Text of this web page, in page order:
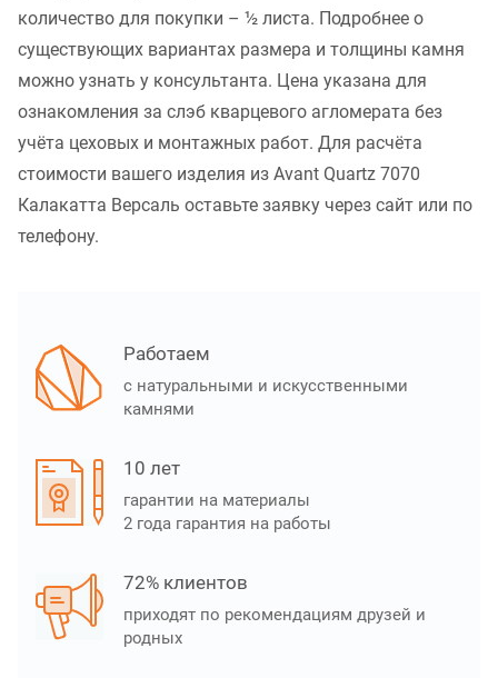
количество для покупки – ½ листа. Подробнее о
существующих вариантах размера и толщины камня
можно узнать у консультанта. Цена указана для
ознакомления за слэб кварцевого агломерата без
учёта цеховых и монтажных работ. Для расчёта
стоимости вашего изделия из Avant Quartz 7070
Калакатта Версаль оставьте заявку через сайт или по
телефону.
Работаем
с натуральными и искусственными
камнями
10 лет
гарантии на материалы
2 года гарантия на работы
72% клиентов
приходят по рекомендациям друзей и
родных